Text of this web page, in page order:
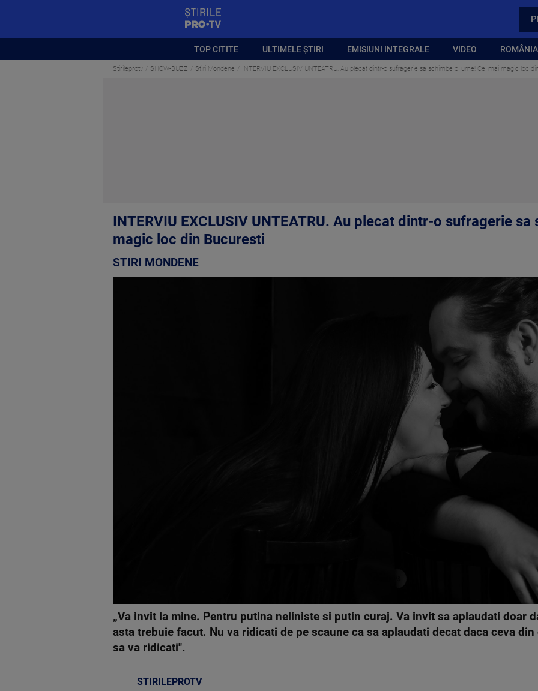
TOP CITITE ULTIMELE ȘTIRI EMISIUNI INTEGRALE VIDEO
Stirileprotv SHOW-BUZZ Stiri Mondene INTERVIU EXCLUSIV UNTEATRU. Au plecat dintr-o sufragerie sa schimbe o lume! Cel mai magic loc
INTERVIU EXCLUSIV UNTEATRU. Au plecat dintr-o sufragerie
magic loc din Bucuresti
STIRI MONDENE
„Va invit la mine. Pentru putina neliniste si putin curaj. Va invit sa aplaudati doar
asta trebuie facut. Nu va ridicati de pe scaune ca sa aplaudati decat daca ceva
sa va ridicati".
STIRILEPROTV